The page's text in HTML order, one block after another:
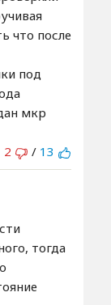
что после
под
мкр
2
/ 13
тогда